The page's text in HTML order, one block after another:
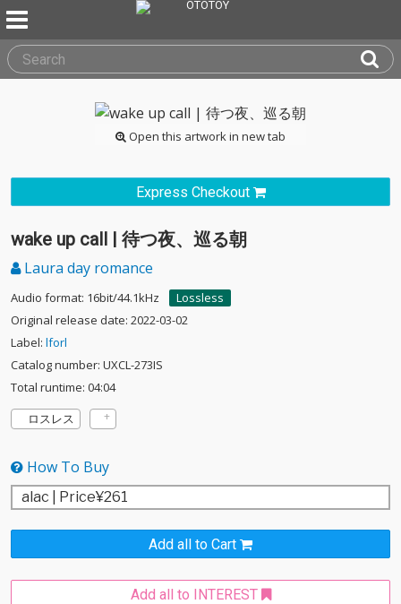
Open this artwork in new tab
Express Checkout
wake up call | 待つ夜、巡る朝
Laura day romance
Audio format: 16bit/44.1kHz
Lossless
Original release date: 2022-03-02
Label: lforl
Catalog number: UXCL-273IS
Total runtime: 04:04
ロスレス
How To Buy
Add all to Cart
Add all to INTEREST